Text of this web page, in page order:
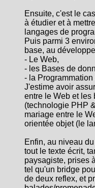
Ensuite, c'est le
à étudier et à
langages de
Puis parmi 3
base, au
- Le Web,
- les Bases de
- la
J'estime avoir
entre le Web et les
(technologie PHP
mariage entre le
orientée objet (le
Enfin, au niveau
tout le texte écrit,
paysagiste, prises
tel qu'un bridge
de deux reflex, et